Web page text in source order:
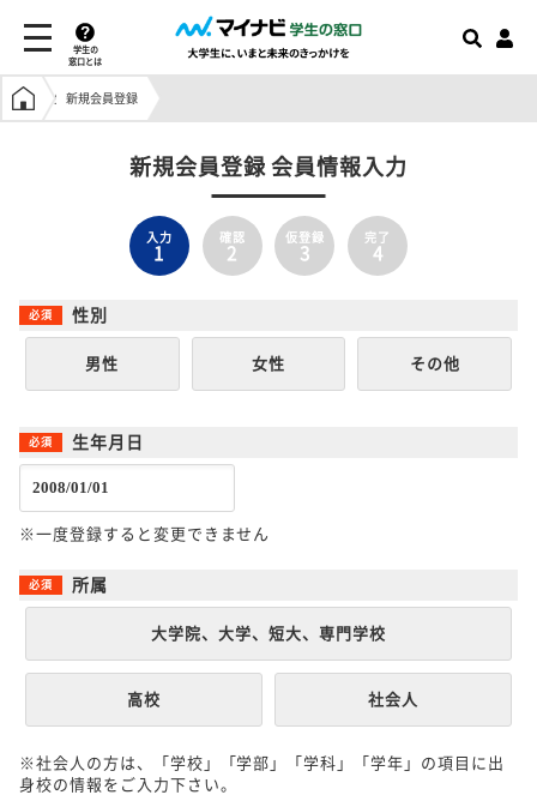
学生の
窓口とは
学生の窓口トップ
新規会員登録
新規会員登録 会員情報入力
入力
1
確認
2
仮登録
3
完了
4
性別
男性 女性 その他
生年月日
※一度登録すると変更できません
所属
大学院、大学、短大、専門学校
高校 社会人
※社会人の方は、「学校」「学部」「学科」「学年」の項目に出
身校の情報をご入力下さい。